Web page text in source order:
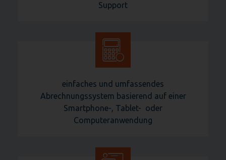
Support
einfaches und umfassendes
Abrechnungssystem basierend auf einer
Smartphone-, Tablet- oder
Computeranwendung